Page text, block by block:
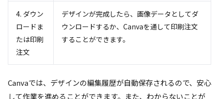
4. ダウン
ロードま
たは印刷
注文
デザインが完成したら、画像データとしてダ
ウンロードするか、Canvaを通して印刷注文
することができます。
Canvaでは、デザインの編集履歴が自動保存されるので、安心
して作業を進めることができます。また、わからないことが